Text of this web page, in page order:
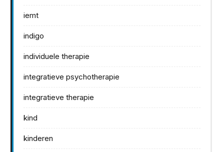
iemt
indigo
individuele therapie
integratieve psychotherapie
integratieve therapie
kind
kinderen